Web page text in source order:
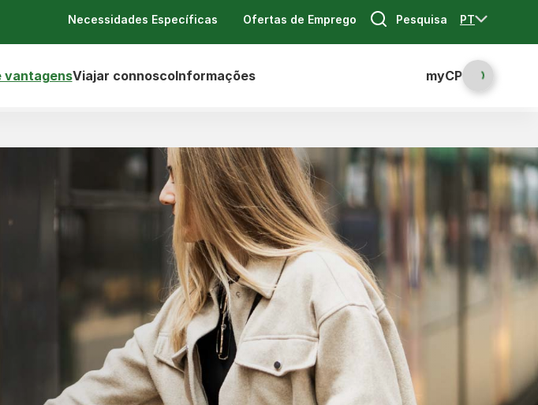
Necessidades Específicas Ofertas de Emprego Pesquisa PT
vantagensViajar connoscoInformações myCP